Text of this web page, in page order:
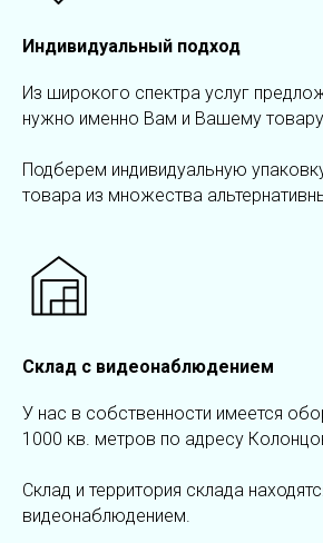
Индивидуальный подход
Из широкого спектра услуг
нужно именно Вам и Вашему
Подберем индивидуальную
товара из множества
Склад с видеонаблюдением
У нас в собственности имеется
1000 кв. метров по адресу
Склад и территория склада
видеонаблюдением.